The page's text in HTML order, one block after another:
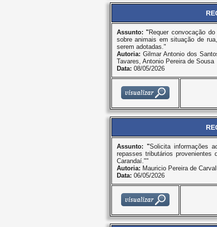
Assunto: "Requer convocação
sobre animais em situação de
serem adotadas."
Autoria: Gilmar Antonio dos
Tavares, Antonio Pereira de Sousa
Data: 08/05/2026
Assunto: "Solicita informações
repasses tributários
Carandaí.""
Autoria: Mauricio Pereira de
Data: 06/05/2026